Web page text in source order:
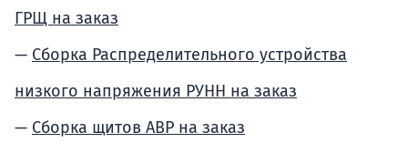
ГРЩ на заказ
Сборка Распределительного устройства
низкого напряжения РУНН на заказ
Сборка щитов АВР на заказ